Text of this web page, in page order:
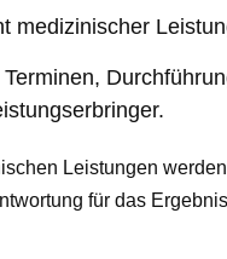
medizinischer
Leistungen
für das